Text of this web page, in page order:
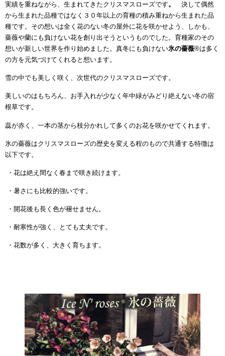
実績を重ねながら、生まれてきたクリスマスローズです。 決して偶然
から生まれた品種ではなく３０年以上の育種の積み重ねから生まれた品
種です。その想いは全く花のない冬の屋外に花を咲かせよう、しかも、
薔薇や蘭にも負けない花を創り出そうというものでした。育種家のその
想いが新しい世界を作り始めました。真冬にも負けない氷の薔薇®は多く
の方を元気づけてくれると想います。
雪の中でも美しく咲く、次世代のクリスマスローズです。
美しいのはもちろん、お手入れが少なく年中緑がみどり絶えない冬の宿
根草です。
蕊が赤く、一本の茎から枝分かれして多くのお花を咲かせてくれます。
氷の薔薇はクリスマスローズの歴史を変える程のもので共通する特徴は
以下です。
・花は絶え間なく春まで咲き続けます。
・暑さにも比較的強いです。
・開花後も長く色が褪せません。
・耐寒性が強く、とても丈夫です。
・花数が多く、大きく育ちます。